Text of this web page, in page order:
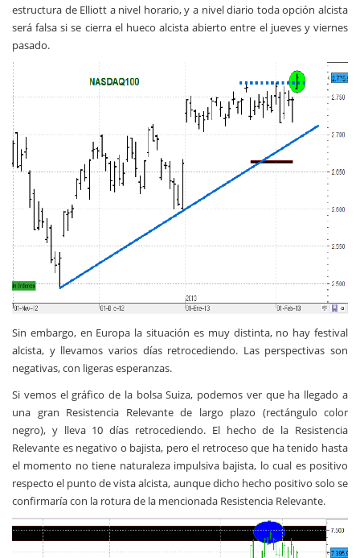
estructura de Elliott a nivel horario, y a nivel diario toda opción alcista
será falsa si se cierra el hueco alcista abierto entre el jueves y viernes
pasado.
Sin embargo, en Europa la situación es muy distinta, no hay festival
alcista, y llevamos varios días retrocediendo. Las perspectivas son
negativas, con ligeras esperanzas.
Si vemos el gráfico de la bolsa Suiza, podemos ver que ha llegado a
una gran Resistencia Relevante de largo plazo (rectángulo color
negro), y lleva 10 días retrocediendo. El hecho de la Resistencia
Relevante es negativo o bajista, pero el retroceso que ha tenido hasta
el momento no tiene naturaleza impulsiva bajista, lo cual es positivo
respecto el punto de vista alcista, aunque dicho hecho positivo solo se
confirmaría con la rotura de la mencionada Resistencia Relevante.